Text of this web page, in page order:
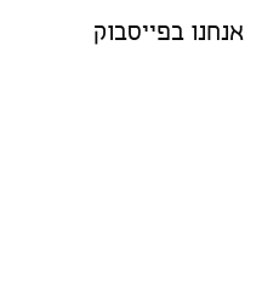
אנחנו בפייסבוק